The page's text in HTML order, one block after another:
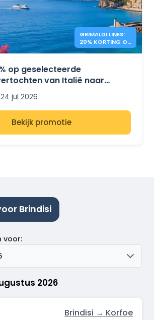
GRIMALDI LINES:
20% KORTING OP
VEERBOTEN NAAR
op geselecteerde
van Italië naar
Grimaldi Lines.
24 jul 2026
Bekijk promotie
Brindisi
2026
voor:
Brindisi → Korfoe